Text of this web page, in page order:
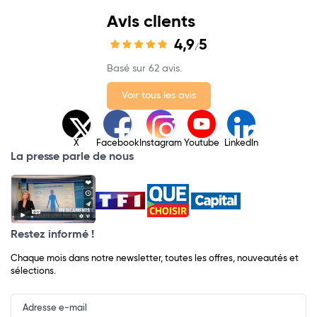
Avis clients
4,9/5
Basé sur 62 avis.
Voir tous les avis
X Facebook Instagram Youtube LinkedIn
La presse parle de nous
Restez informé !
Chaque mois dans notre newsletter, toutes les offres, nouveautés et
sélections.
Input
Newsletter